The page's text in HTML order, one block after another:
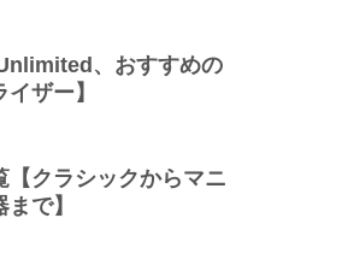
、おすすめの
ザー】
【クラシックからマニ
で】